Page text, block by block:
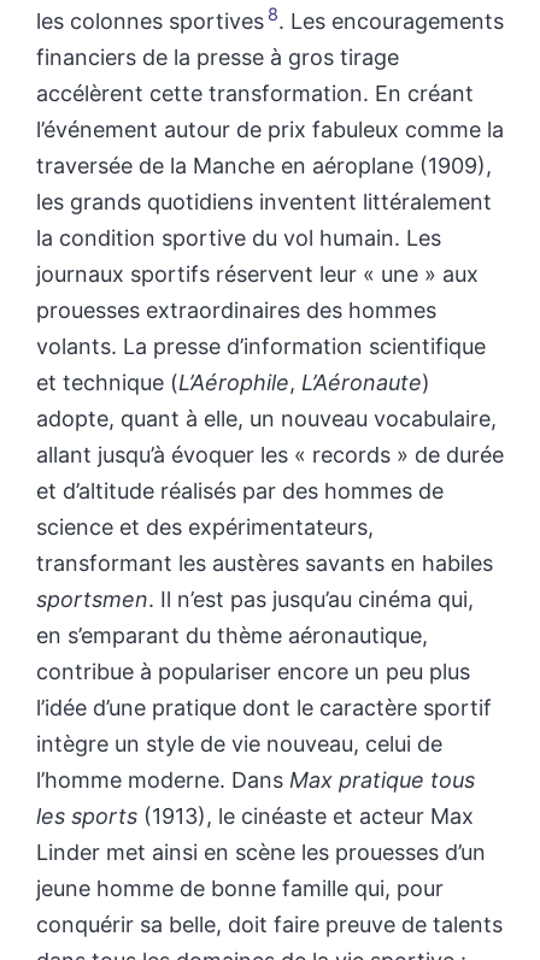
les colonnes sportives 8. Les encouragements
financiers de la presse à gros tirage
accélèrent cette transformation. En créant
l’événement autour de prix fabuleux comme la
traversée de la Manche en aéroplane (1909),
les grands quotidiens inventent littéralement
la condition sportive du vol humain. Les
journaux sportifs réservent leur « une » aux
prouesses extraordinaires des hommes
volants. La presse d’information scientifique
et technique (L’Aérophile, L’Aéronaute)
adopte, quant à elle, un nouveau vocabulaire,
allant jusqu’à évoquer les « records » de durée
et d’altitude réalisés par des hommes de
science et des expérimentateurs,
transformant les austères savants en habiles
sportsmen. Il n’est pas jusqu’au cinéma qui,
en s’emparant du thème aéronautique,
contribue à populariser encore un peu plus
l’idée d’une pratique dont le caractère sportif
intègre un style de vie nouveau, celui de
l’homme moderne. Dans Max pratique tous
les sports (1913), le cinéaste et acteur Max
Linder met ainsi en scène les prouesses d’un
jeune homme de bonne famille qui, pour
conquérir sa belle, doit faire preuve de talents